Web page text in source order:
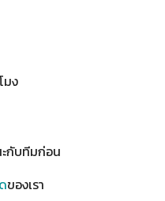
มง
กับทีมก่อน
ของเรา